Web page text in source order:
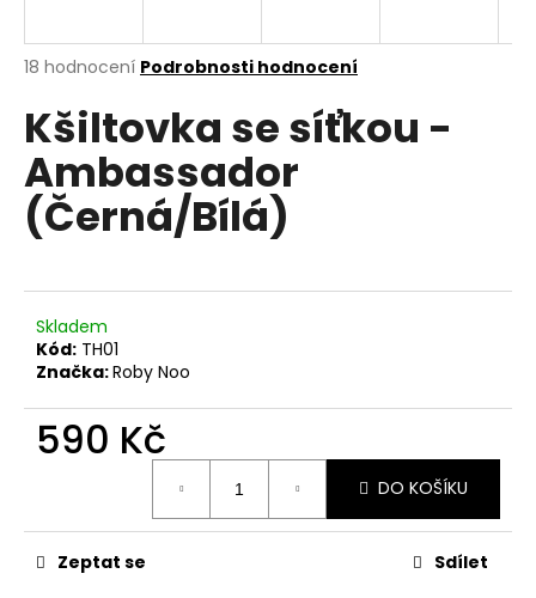
Průměrné
produktu
je
5,0
z
5
hvězdiček.
18 hodnocení Podrobnosti hodnocení
Kšiltovka se síťkou -
Ambassador
(Černá/Bílá)
Skladem
Kód: TH01
Značka:Roby Noo
590 Kč
DO KOŠÍKU
Zeptat se Sdílet
j
t
?
D
o
p
č
u